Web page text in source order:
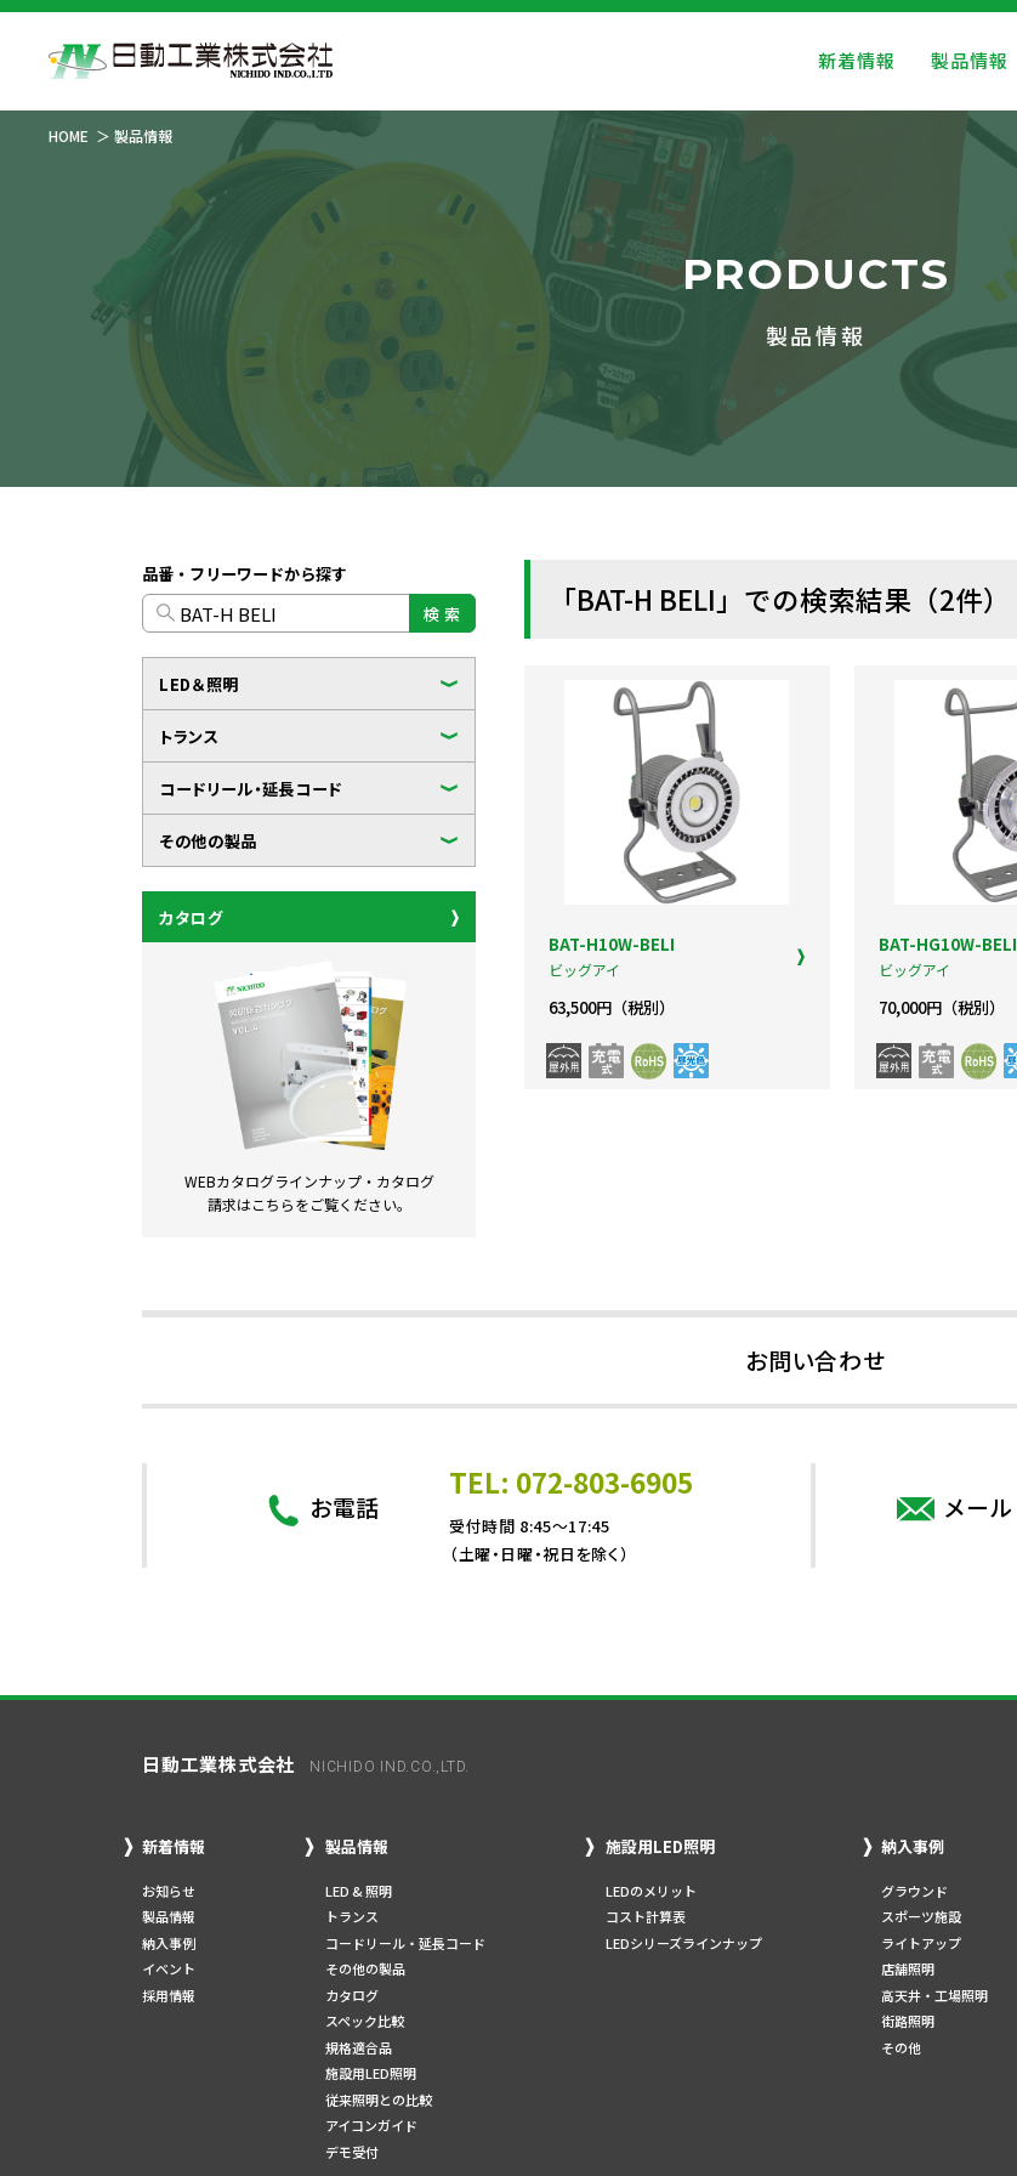
新着情報 製品情報
HOME 製品情報
PRODUCTS
製品情報
品番・フリーワードから探す
検 索
LED＆照明
トランス
コードリール・延長コード
その他の製品
カタログ
WEBカタログラインナップ・ カタログ
請求はこちらをご覧ください。
「BAT-H BELI」での検索結果（2件）
BAT-H10W-BELI
ビッグアイ
63,500円（税別）
BAT-HG10W-BELI
ビッグアイ
70,000円（税別）
お問い合わせ
お電話
TEL: 072-803-6905
受付時間 8:45～17:45
（土曜・日曜・祝日を除く）
メール
日動工業株式会社 NICHIDO IND.CO.,LTD.
新着情報
お知らせ
製品情報
納入事例
イベント
採用情報
製品情報
LED & 照明
トランス
コードリール・延長コード
その他の製品
カタログ
スペック比較
規格適合品
施設用LED照明
従来照明との比較
アイコンガイド
デモ受付
施設用LED照明
LEDのメリット
コスト計算表
LEDシリーズラインナップ
納入事例
グラウンド
スポーツ施設
ライトアップ
店舗照明
高天井・工場照明
街路照明
その他